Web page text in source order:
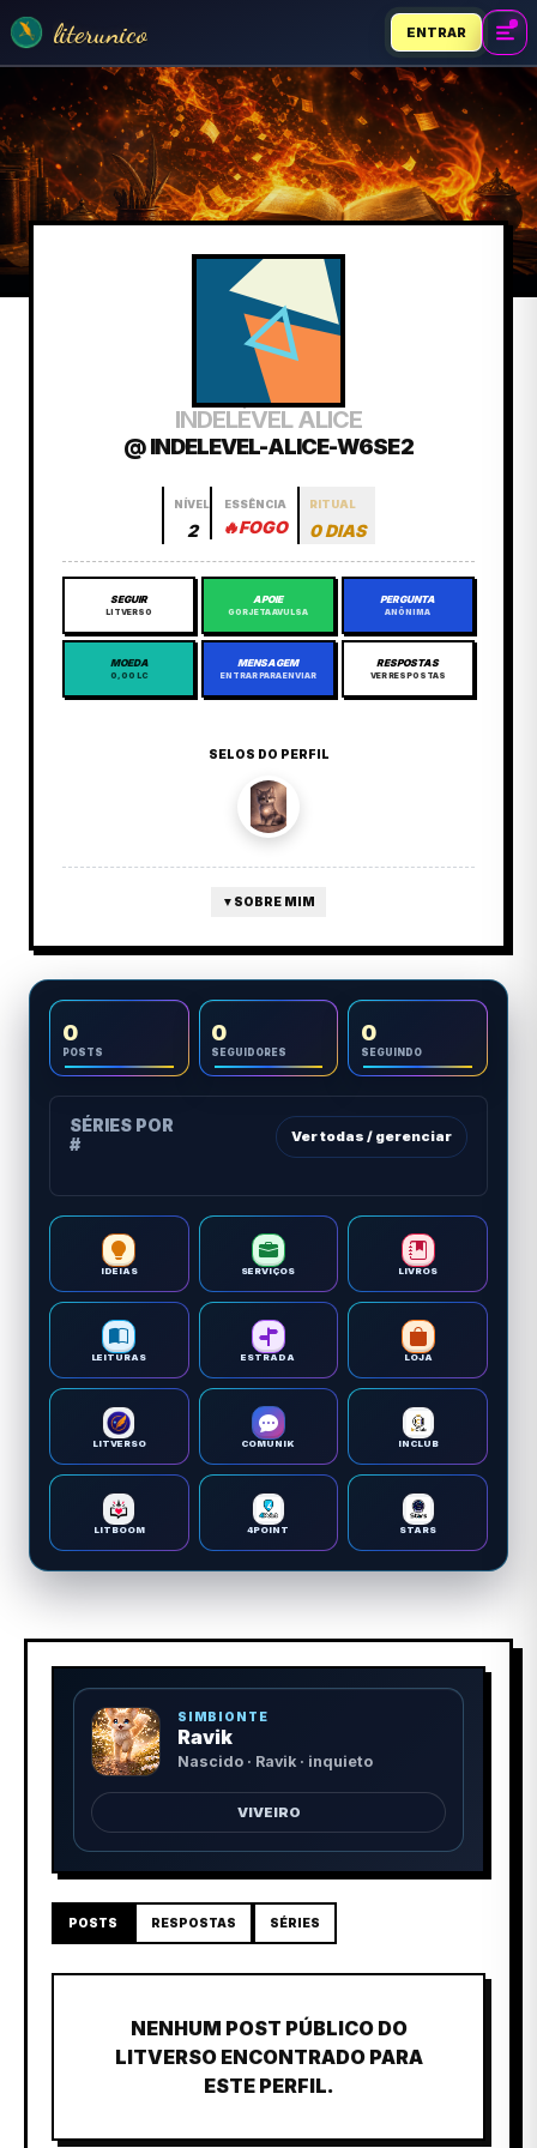
literunico ENTRAR
INDELÉVEL ALICE
@ INDELEVEL-ALICE-W6SE2
NÍVEL
2
ESSÊNCIA
🔥FOGO
RITUAL
0 DIAS
SEGUIR
LITVERSO
APOIE
GORJETA AVULSA
PERGUNTA
ANÔNIMA
MOEDA
0,00 LC
MENSAGEM
ENTRAR PARA ENVIAR
RESPOSTAS
VER RESPOSTAS
SELOS DO PERFIL
▼ SOBRE MIM
0
POSTS
0
SEGUIDORES
0
SEGUINDO
SÉRIES POR
#
Ver todas / gerenciar
IDEIAS SERVIÇOS LIVROS
LEITURAS ESTRADA LOJA
LITVERSO COMUNIK INCLUB
LITBOOM 4POINT STARS
SIMBIONTE
Ravik
Nascido · Ravik · inquieto
VIVEIRO
POSTS RESPOSTAS SÉRIES
NENHUM POST PÚBLICO DO
LITVERSO ENCONTRADO PARA
ESTE PERFIL.